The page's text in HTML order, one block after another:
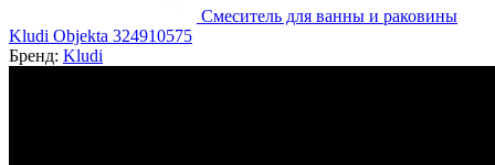
Смеситель для ванны и раковины
Kludi Objekta 324910575
Бренд: Kludi